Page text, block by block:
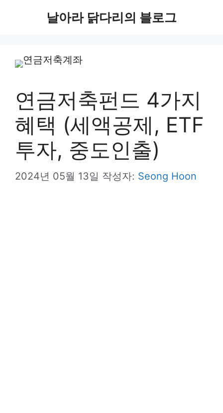
날아라 닭다리의 블로그
연금저축펀드 4가지
혜택 (세액공제, ETF
투자, 중도인출)
2024년 05월 13일 작성자: Seong Hoon